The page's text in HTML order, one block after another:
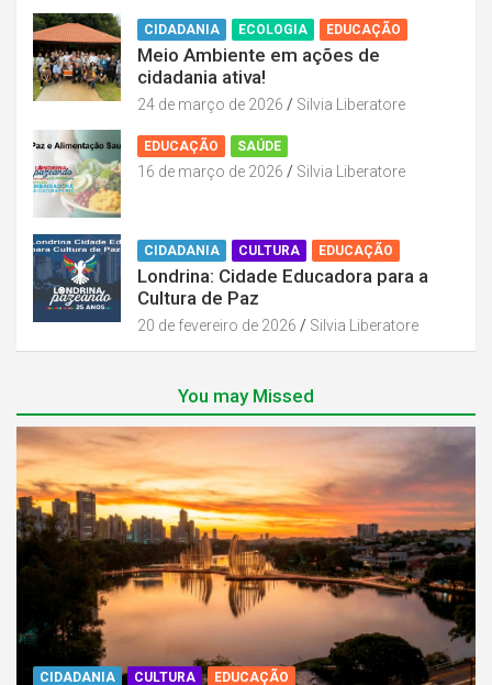
CIDADANIA ECOLOGIA EDUCAÇÃO
Meio Ambiente em ações de
cidadania ativa!
24 de março de 2026 Silvia Liberatore
EDUCAÇÃO SAÚDE
16 de março de 2026 Silvia Liberatore
CIDADANIA CULTURA EDUCAÇÃO
Londrina: Cidade Educadora para a
Cultura de Paz
20 de fevereiro de 2026 Silvia Liberatore
You may Missed
CIDADANIA CULTURA EDUCAÇÃO